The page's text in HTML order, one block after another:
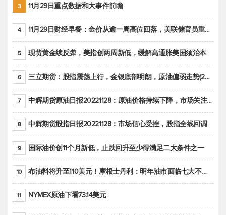
3 11月29日重点数据和大事件前瞻
4 11月29日财经早餐：金价从逾一周高位回落，美联储官员重申鹰派立场推动美元回升
5 现货黄金续反弹，美指创两周新低，缓解高通胀美国须治本
6 三立期货：股指震荡上行，金银底部明朗，原油偏弱走势(20221128收评)
7 中辉期货原油日报20221128：原油价格持续下降，市场关注OPEC+新一轮产能政策
8 中辉期货股指日报20221128：市场信心受挫，股指全线回调
9 国际油价创11个月新低，止跌回升至少得满足二大条件之一
10 布油料将升至110美元！摩根士丹利：明年油市面临七大不确定性
11 NYMEX原油下看73.14美元